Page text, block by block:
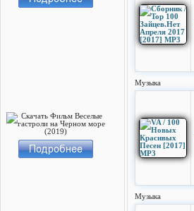
Музыка
Музыка